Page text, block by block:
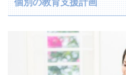
個別の教育支援計画